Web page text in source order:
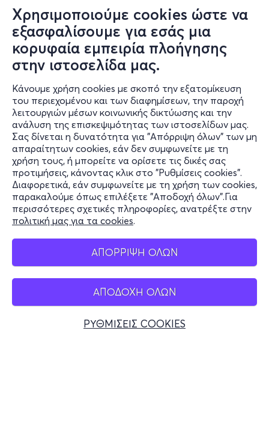
Χρησιμοποιούμε cookies ώστε να
εξασφαλίσουμε για εσάς μια
κορυφαία εμπειρία πλοήγησης
στην ιστοσελίδα μας.
Κάνουμε χρήση cookies με σκοπό την εξατομίκευση
του περιεχομένου και των διαφημίσεων, την παροχή
λειτουργιών μέσων κοινωνικής δικτύωσης και την
ανάλυση της επισκεψιμότητας των ιστοσελίδων μας.
Σας δίνεται η δυνατότητα για "Απόρριψη όλων" των μη
απαραίτητων cookies, εάν δεν συμφωνείτε με τη
χρήση τους, ή μπορείτε να ορίσετε τις δικές σας
προτιμήσεις, κάνοντας κλικ στο "Ρυθμίσεις cookies".
Διαφορετικά, εάν συμφωνείτε με τη χρήση των cookies,
παρακαλούμε όπως επιλέξετε "Αποδοχή όλων".Για
περισσότερες σχετικές πληροφορίες, ανατρέξτε στην
πολιτική μας για τα cookies.
ΑΠΟΡΡΙΨΗ ΟΛΩΝ
ΑΠΟΔΟΧΗ ΟΛΩΝ
ΡΥΘΜΙΣΕΙΣ COOKIES
Πληροφορίες
Υποστήριξη
Stay Connected
Mobile app